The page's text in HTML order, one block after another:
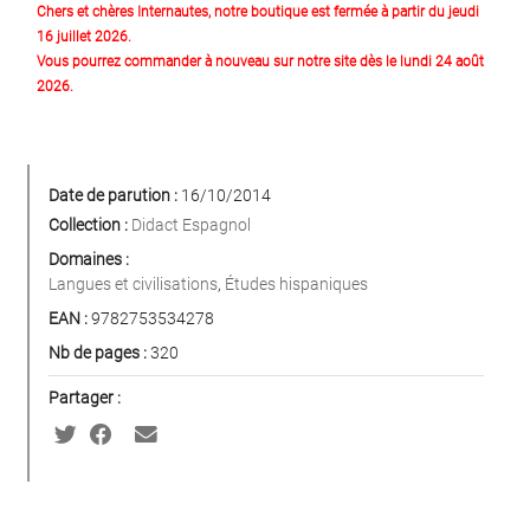
Chers et chères Internautes, notre boutique est fermée à partir du jeudi
16 juillet 2026.
Vous pourrez commander à nouveau sur notre site dès le lundi 24 août
2026.
Date de parution : 16/10/2014
Collection : Didact Espagnol
Domaines :
Langues et civilisations, Études hispaniques
EAN :9782753534278
Nb de pages :320
Partager :